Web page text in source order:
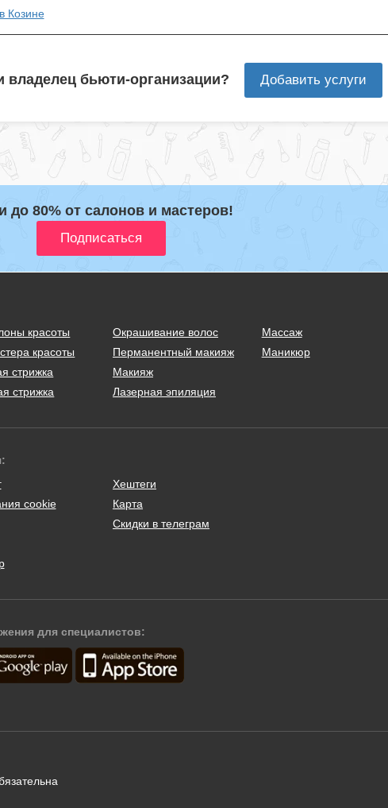
Козине
владелец бьюти-организации? Добавить услуги
до 80% от салонов и мастеров!
красоты
красоты
стрижка
стрижка
Окрашивание волос
Перманентный макияж
Макияж
Лазерная эпиляция
Массаж
Маникюр
cookie
Хештеги
Карта
Скидки в телеграм
для специалистов: